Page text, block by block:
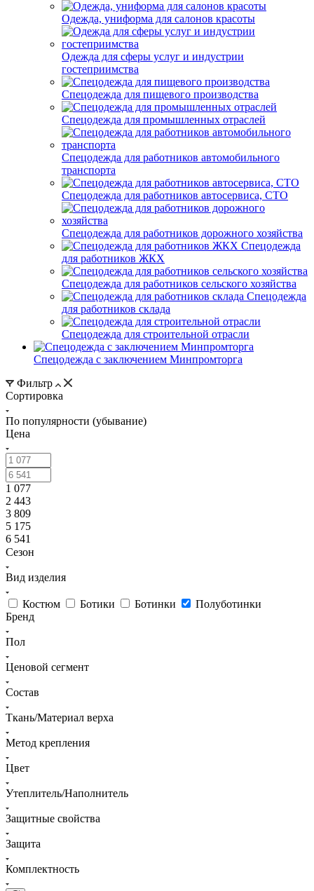
Одежда, униформа для салонов красоты
Одежда для сферы услуг и индустрии
гостеприимства
Спецодежда для пищевого производства
Спецодежда для промышленных отраслей
Спецодежда для работников автомобильного
транспорта
Спецодежда для работников автосервиса, СТО
Спецодежда для работников дорожного хозяйства
Спецодежда
для работников ЖКХ
Спецодежда для работников сельского хозяйства
Спецодежда
для работников склада
Спецодежда для строительной отрасли
Спецодежда с заключением Минпромторга
Фильтр
Сортировка
По популярности (убывание)
Цена
1 077
2 443
3 809
5 175
6 541
Сезон
Вид изделия
Костюм Ботики Ботинки
Полуботинки
Бренд
Пол
Ценовой сегмент
Состав
Ткань/Материал верха
Метод крепления
Цвет
Утеплитель/Наполнитель
Защитные свойства
Защита
Комплектность